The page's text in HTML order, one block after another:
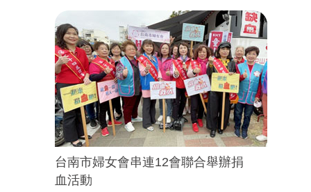
台南市婦女會串連12會聯合舉辦捐
血活動